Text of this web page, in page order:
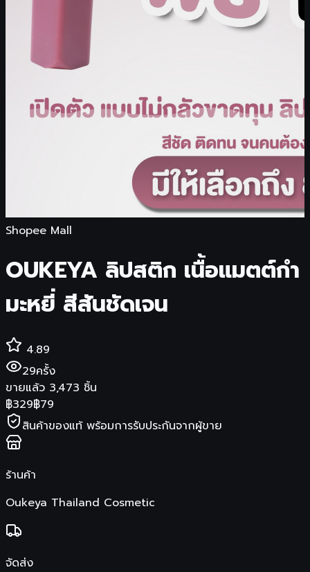
Shopee Mall
OUKEYA ลิปสติก เนื้อแมตต์กํา
มะหยี่ สีสันชัดเจน
4.89
29ครั้ง
ขายแล้ว 3,473 ชิ้น
฿329฿79
สินค้าของแท้ พร้อมการรับประกันจากผู้ขาย
ร้านค้า
Oukeya Thailand Cosmetic
จัดส่ง